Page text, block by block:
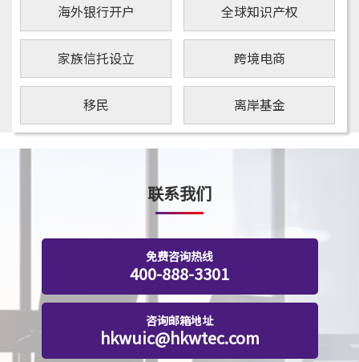
海外银行开户 全球知识产权
家族信托设立 跨境电商
移民 离岸基金
联系我们
免费咨询热线
400-888-3301
咨询邮箱地址
hkwuic@hkwtec.com